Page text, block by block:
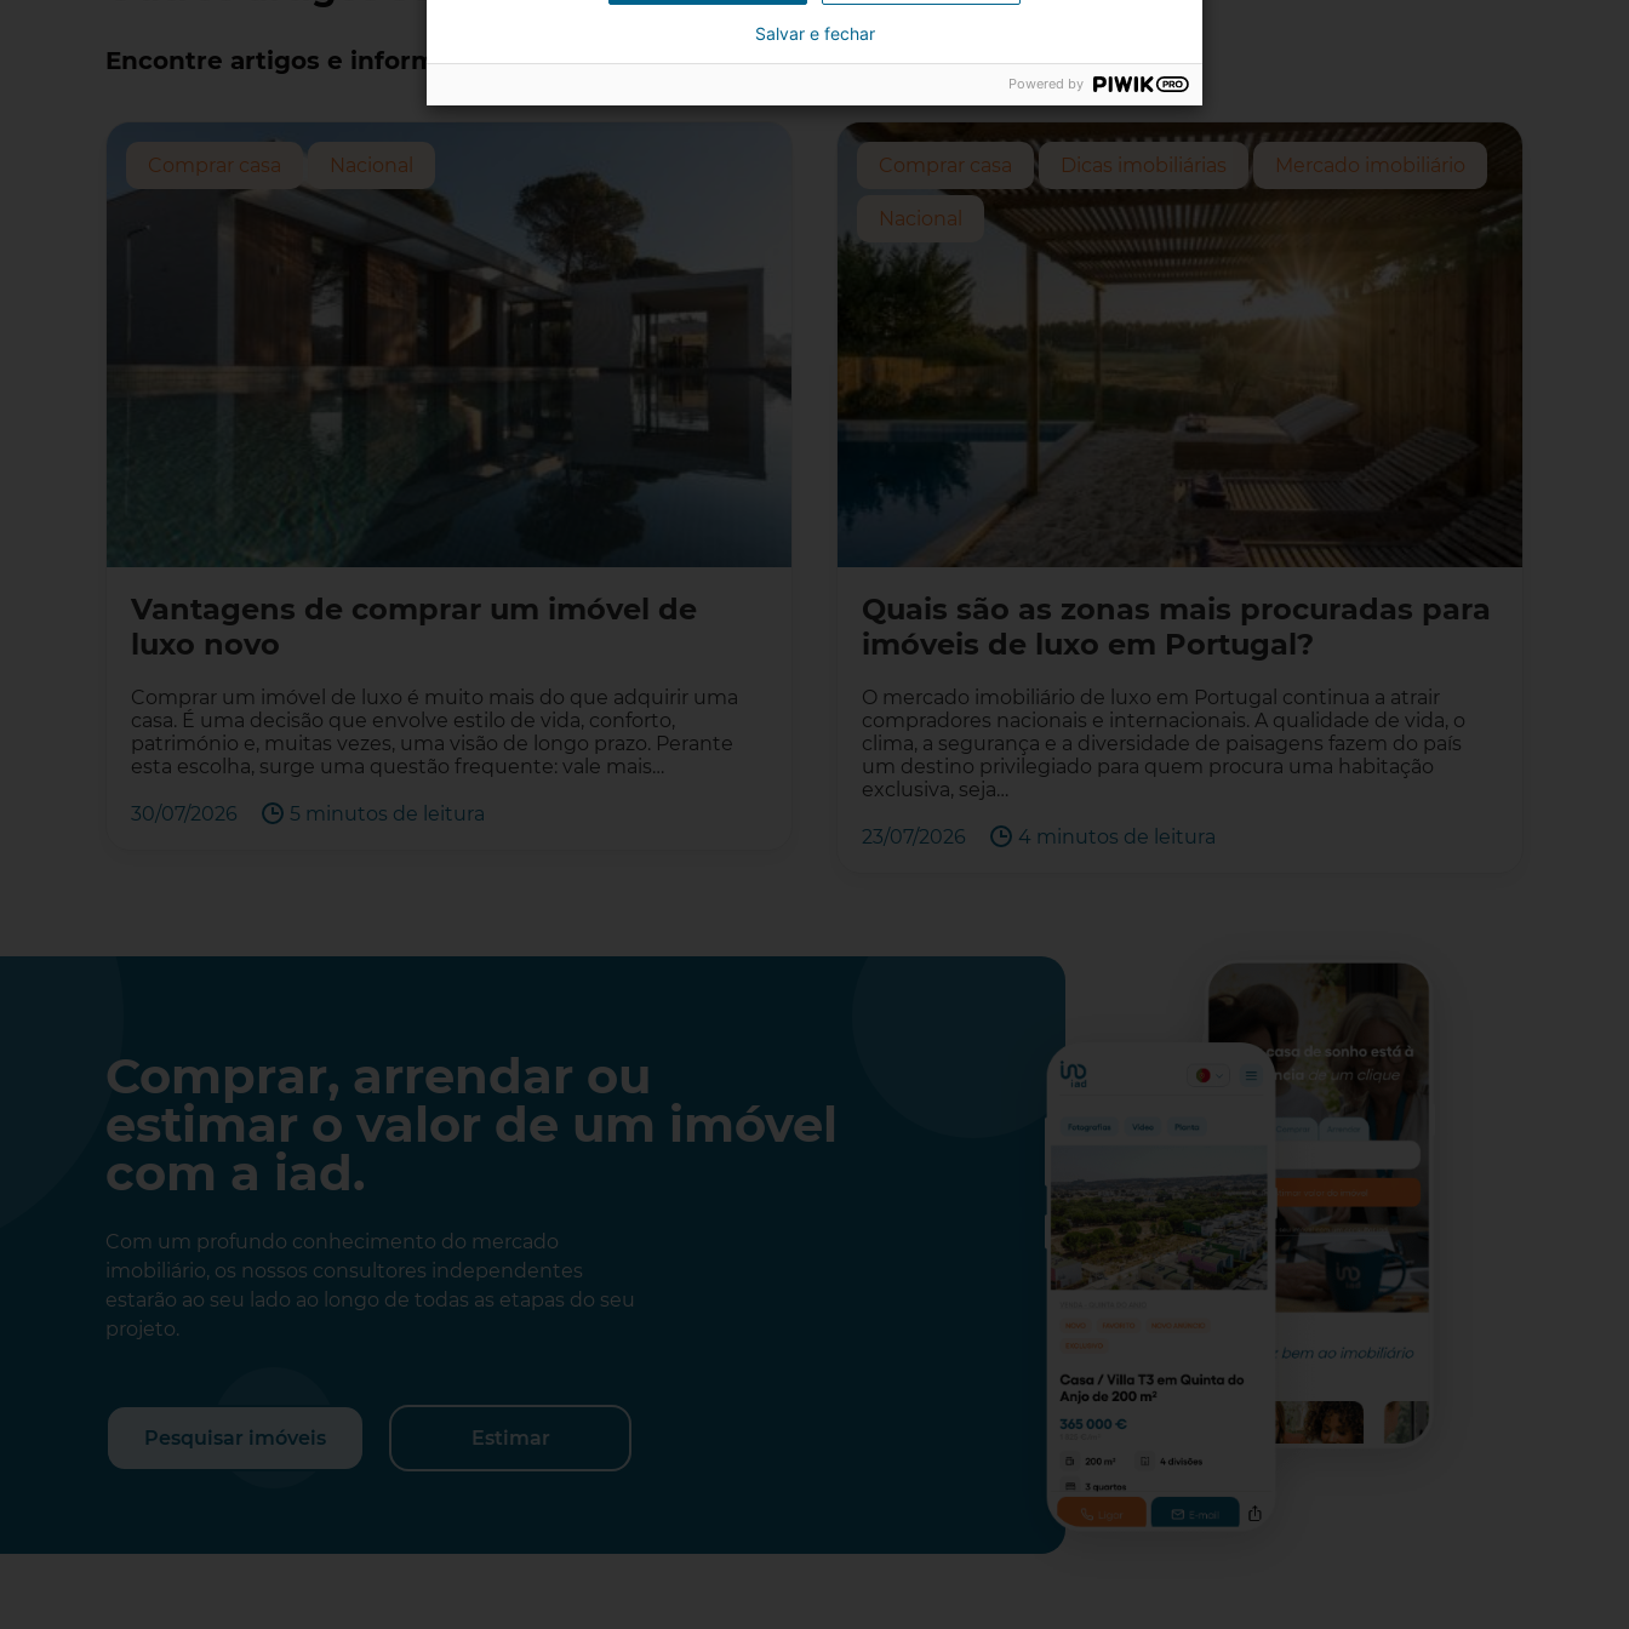
Encontre artigos e informações úteis
Comprar casa Nacional
Vantagens de comprar um imóvel de
luxo novo
Comprar um imóvel de luxo é muito mais do que adquirir uma
casa. É uma decisão que envolve estilo de vida, conforto,
património e, muitas vezes, uma visão de longo prazo. Perante
esta escolha, surge uma questão frequente: vale mais…
30/07/2026 5 minutos de leitura
Comprar casa Dicas imobiliárias Mercado imobiliário
Nacional
Quais são as zonas mais procuradas para
imóveis de luxo em Portugal?
O mercado imobiliário de luxo em Portugal continua a atrair
compradores nacionais e internacionais. A qualidade de vida, o
clima, a segurança e a diversidade de paisagens fazem do país
um destino privilegiado para quem procura uma habitação
exclusiva, seja…
23/07/2026 4 minutos de leitura
Comprar, arrendar ou
estimar o valor de um imóvel
com a iad.
Com um profundo conhecimento do mercado
imobiliário, os nossos consultores independentes
estarão ao seu lado ao longo de todas as etapas do seu
projeto.
Pesquisar imóveis Estimar
Salvar e fechar
Powered by